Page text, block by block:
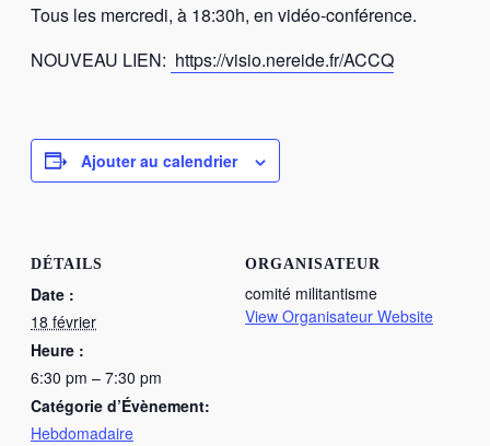
Tous les mercredi, à 18:30h, en vidéo-conférence.
NOUVEAU LIEN: https://visio.nereide.fr/ACCQ
Ajouter au calendrier
DÉTAILS
Date :
18 février
Heure :
6:30 pm – 7:30 pm
Catégorie d’Évènement:
Hebdomadaire
ORGANISATEUR
comité militantisme
View Organisateur Website